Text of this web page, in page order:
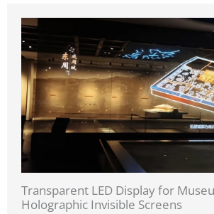
Transparent LED Display for
Holographic Invisible Screens